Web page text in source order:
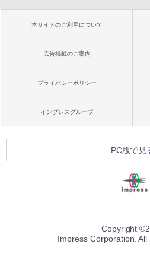
本サイトのご利用について
広告掲載のご案内
プライバシーポリシー
インプレスグループ
PC版で見
Copyright ©
Impress Corporation. All